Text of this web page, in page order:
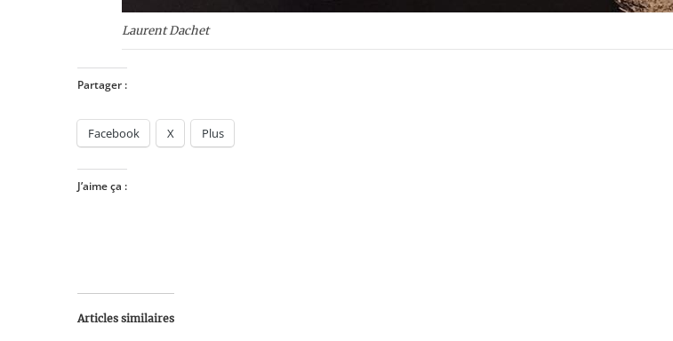
Laurent Dachet
Partager :
Facebook X Plus
J’aime ça :
Articles similaires